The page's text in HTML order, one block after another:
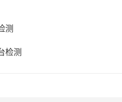
测
检测